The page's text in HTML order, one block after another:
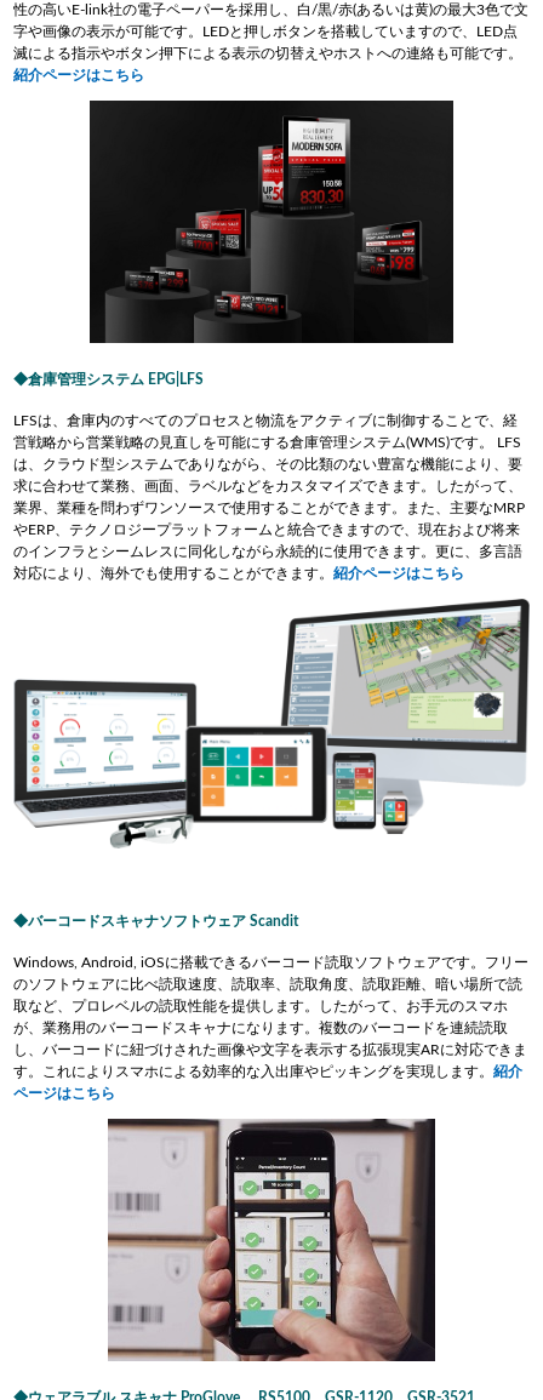
性の高いE-link社の電子ペーパーを採用し、白/黒/赤(あるいは黄)の最大3色で文
字や画像の表示が可能です。LEDと押しボタンを搭載していますので、LED点
滅による指示やボタン押下による表示の切替えやホストへの連絡も可能です。
紹介ページはこちら
倉庫管理システム EPG|LFS
LFSは、倉庫内のすべてのプロセスと物流をアクティブに制御することで、経
営戦略から営業戦略の見直しを可能にする倉庫管理システム(WMS)です。 LFS
は、クラウド型システムでありながら、その比類のない豊富な機能により、要
求に合わせて業務、画面、ラベルなどをカスタマイズできます。したがって、
業界、業種を問わずワンソースで使用することができます。また、主要なMRP
やERP、テクノロジープラットフォームと統合できますので、現在および将来
のインフラとシームレスに同化しながら永続的に使用できます。更に、多言語
対応により、海外でも使用することができます。紹介ページはこちら
バーコードスキャナソフトウェア Scandit
Windows, Android, iOSに搭載できるバーコード読取ソフトウェアです。フリー
のソフトウェアに比べ読取速度、読取率、読取角度、読取距離、暗い場所で読
取など、プロレベルの読取性能を提供します。したがって、お手元のスマホ
が、業務用のバーコードスキャナになります。複数のバーコードを連続読取
し、バーコードに紐づけされた画像や文字を表示する拡張現実ARに対応できま
す。これによりスマホによる効率的な入出庫やピッキングを実現します。紹介
ページはこちら